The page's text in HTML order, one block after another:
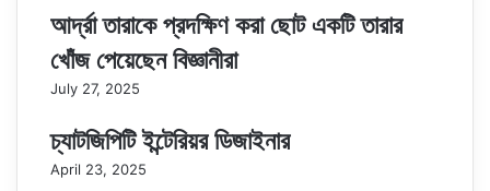
আর্দ্রা তারাকে প্রদক্ষিণ করা ছোট একটি তারার
খোঁজ পেয়েছেন বিজ্ঞানীরা
July 27, 2025
চ্যাটজিপিটি ইন্টেরিয়র ডিজাইনার
April 23, 2025